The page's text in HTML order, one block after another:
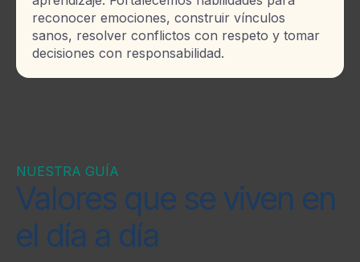
reconocer emociones, construir vínculos
sanos, resolver conflictos con respeto y tomar
decisiones con responsabilidad.
NUESTRA GUÍA
Valores que se viven en
el día a día